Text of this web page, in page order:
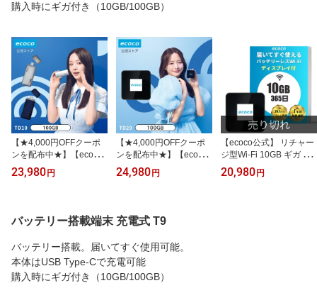
購入時にギガ付き（10GB/100GB）
【★4,000円OFFクーポ
ンを配布中★】【ecoco
公式】 スティック Wi-Fi
100GB ギガ 付 USB型 1
ガ リチャージ 可能 車載
月間優良ショップ
23,980 円
【★4,000円OFFクーポ
ンを配布中★】【ecoco
公式】リチャージ型Wi-Fi
100GB TD20 ギガ 付 US
リー レス ギガ リチャー
ジ 可能 車載 月間優良シ
24,980 円
【ecoco公式】 リチャー
ジ型Wi-Fi 10GB ギガ 付
USB Type-C型 1年間 契
約不要 月額費用無し バ
20,980 円
バッテリー搭載端末 充電式 T9
バッテリー搭載。届いてすぐ使用可能。
本体はUSB Type-Cで充電可能
購入時にギガ付き（10GB/100GB）